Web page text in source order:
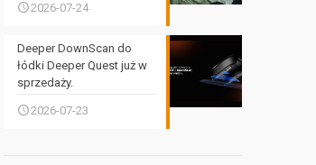
2026-07-24
Deeper DownScan do
łódki Deeper Quest już w
sprzedaży.
2026-07-23